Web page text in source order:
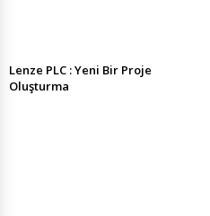
Lenze PLC : Yeni Bir Proje
Oluşturma